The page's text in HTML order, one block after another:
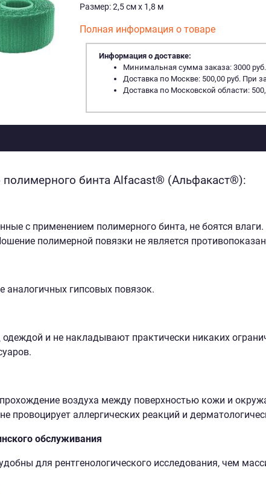
Размер: 2,5 см х 1,8 м
Полная информация о товаре
Информация о доставке:
Минимальная сумма заказа: 3000 руб.
Доставка по Москве: 500,00 руб. При
Доставка по Московской области:
бинта Alfacast® (Альфакаст®):
с применением полимерного бинта, не боятся влаги.
полимерной повязки не является
аналогичных гипсовых повязок.
и не накладывают практически никаких
воздуха между поверхностью кожи и
провоцирует аллергических реакций и
обслуживания
для рентгенологического исследования, чем